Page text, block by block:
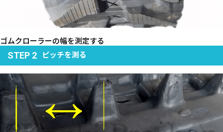
ゴムクローラーの幅を測定する
STEP 2 ピッチを測る